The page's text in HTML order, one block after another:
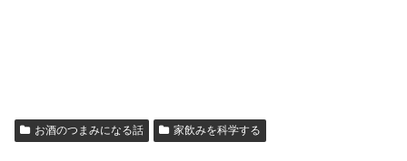
お酒のつまみになる話 家飲みを科学する